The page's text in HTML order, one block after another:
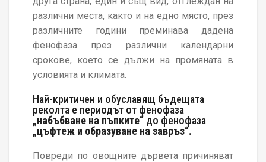
различни места, както и на едно място, през
различните години преминава дадена
фенофаза през различни календарни
срокове, което се дължи на промяната в
условията и климата.
Най-критичен и обуславящ бъдещата
реколта е периодът от фенофаза
„набъбване на пъпките“ до фенофаза
„цъфтеж и образуване на завръз“.
Повреди по овощните дървета причиняват